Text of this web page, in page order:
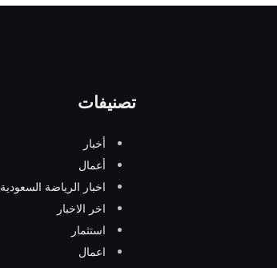
تصنيفات
أخبار
أعمال
اخبار الرياضة السعودية
اخر الاخبار
استثمار
اعمال